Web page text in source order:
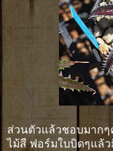
ส่วนตัวแล้วชอบมากๆ
ไม้สี ฟอร์มใบบิดๆแล้ว